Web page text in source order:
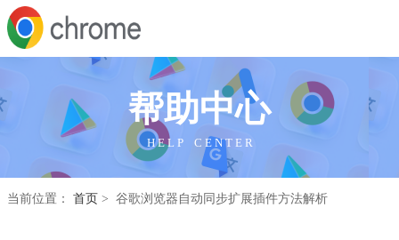
帮助中心
H E L P C E N T E R
当前位置： 首页 > 谷歌浏览器自动同步扩展插件方法解析